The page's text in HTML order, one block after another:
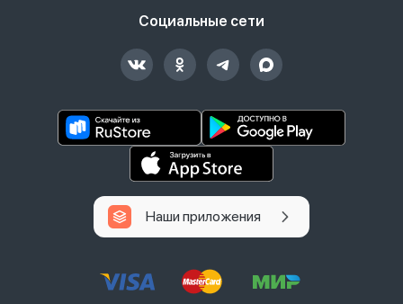
Социальные сети
Наши приложения